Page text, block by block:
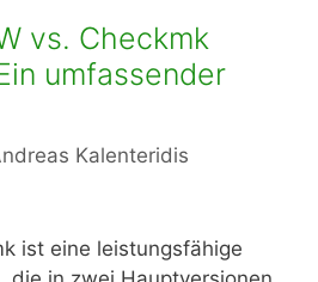
vs. Checkmk
umfassender
Kalenteridis
ist eine leistungsfähige